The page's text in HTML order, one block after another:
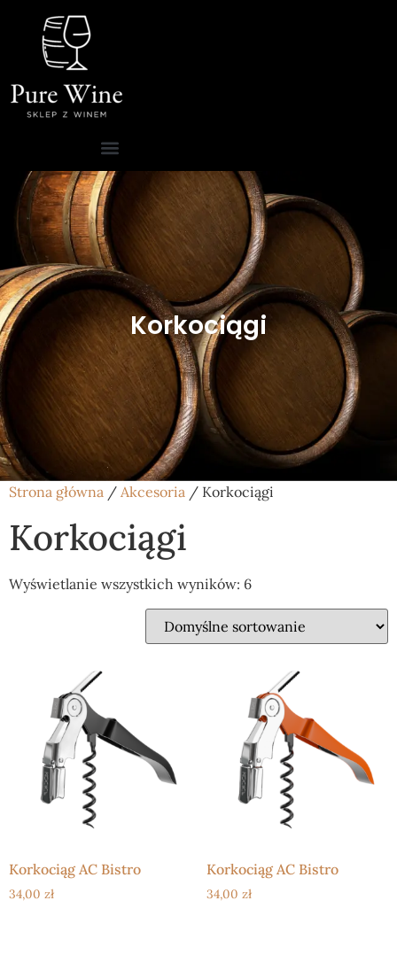
Korkociągi
Strona główna / Akcesoria / Korkociągi
Korkociągi
Wyświetlanie wszystkich wyników: 6
Korkociąg AC Bistro
34,00 zł
Korkociąg AC Bistro
34,00 zł